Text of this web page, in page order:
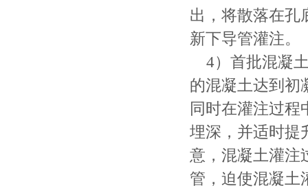
出，将散落在孔
新下导管灌注。
4）首批混凝
的混凝土达到初
同时在灌注过程
埋深，并适时提
意，混凝土灌注
管，迫使混凝土